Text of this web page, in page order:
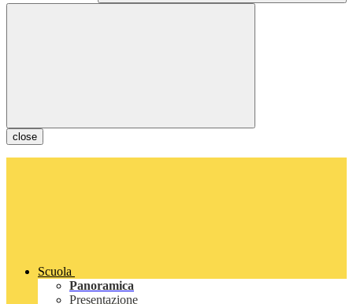
close
Scuola
Panoramica
Presentazione